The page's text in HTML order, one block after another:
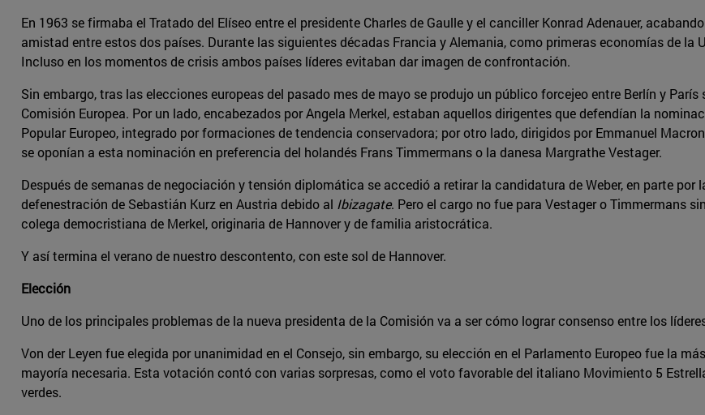
En 1963 se firmaba el Tratado del Elíseo entre el presidente Charles de Gaulle y el canciller Konrad Adenauer,
amistad entre estos dos países. Durante las siguientes décadas Francia y Alemania, como primeras economías de
Incluso en los momentos de crisis ambos países líderes evitaban dar imagen de confrontación.
Sin embargo, tras las elecciones europeas del pasado mes de mayo se produjo un público forcejeo entre Berlín y
Comisión Europea. Por un lado, encabezados por Angela Merkel, estaban aquellos dirigentes que defendían la
Popular Europeo, integrado por formaciones de tendencia conservadora; por otro lado, dirigidos por Emmanuel
se oponían a esta nominación en preferencia del holandés Frans Timmermans o la danesa Margrathe Vestager.
Después de semanas de negociación y tensión diplomática se accedió a retirar la candidatura de Weber, en parte
defenestración de Sebastián Kurz en Austria debido al Ibizagate. Pero el cargo no fue para Vestager o Timmermans
colega democristiana de Merkel, originaria de Hannover y de familia aristocrática.
Y así termina el verano de nuestro descontento, con este sol de Hannover.
Elección
Uno de los principales problemas de la nueva presidenta de la Comisión va a ser cómo lograr consenso entre los
Von der Leyen fue elegida por unanimidad en el Consejo, sin embargo, su elección en el Parlamento Europeo fue la
mayoría necesaria. Esta votación contó con varias sorpresas, como el voto favorable del italiano Movimiento 5
verdes.